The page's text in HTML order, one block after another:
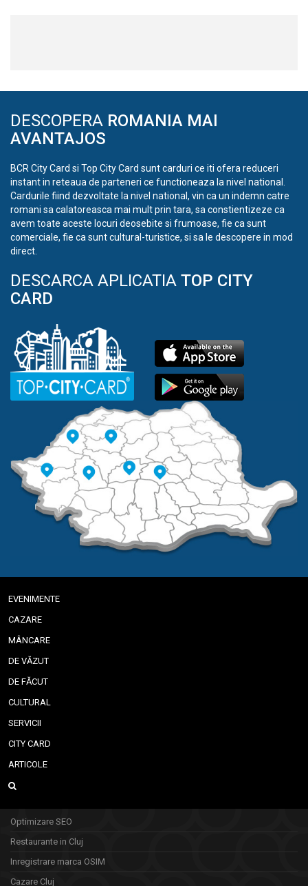
DESCOPERA ROMANIA MAI
AVANTAJOS
BCR City Card si Top City Card sunt carduri ce iti ofera reduceri
instant in reteaua de parteneri ce functioneaza la nivel national.
Cardurile fiind dezvoltate la nivel national, vin ca un indemn catre
romani sa calatoreasca mai mult prin tara, sa constientizeze ca
avem toate aceste locuri deosebite si frumoase, fie ca sunt
comerciale, fie ca sunt cultural-turistice, si sa le descopere in mod
direct.
DESCARCA APLICATIA TOP CITY
CARD
EVENIMENTE
CAZARE
MÂNCARE
DE VĂZUT
DE FĂCUT
CULTURAL
SERVICII
CITY CARD
ARTICOLE
Optimizare SEO
Restaurante in Cluj
Inregistrare marca OSIM
Cazare Cluj